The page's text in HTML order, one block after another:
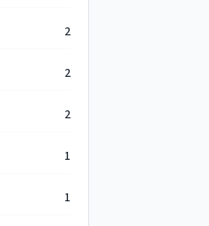
2
2
2
1
1